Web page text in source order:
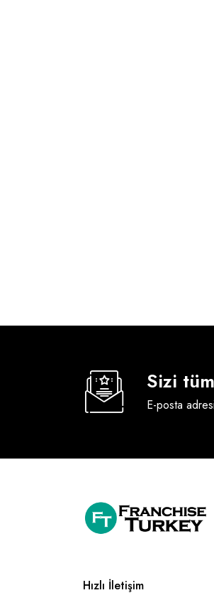
Sizi
E-posta
Hızlı İletişim